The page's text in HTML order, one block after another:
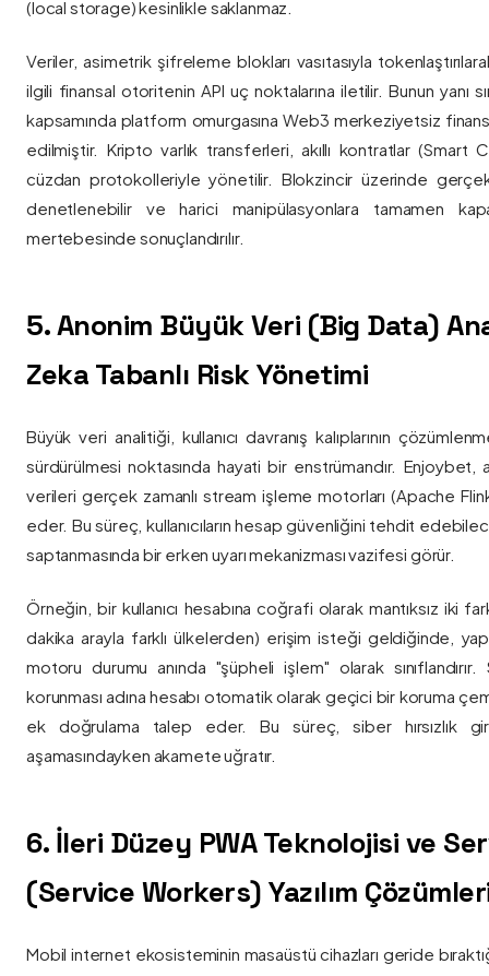
(local storage) kesinlikle saklanmaz.
Veriler, asimetrik şifreleme blokları vasıtasıyla
ilgili finansal otoritenin API uç noktalarına iletilir. Bunun yanı
kapsamında platform omurgasına Web3 merkeziyetsiz
edilmiştir. Kripto varlık transferleri, akıllı kontratlar (Smart
cüzdan protokolleriyle yönetilir. Blokzincir üzerinde
denetlenebilir ve harici manipülasyonlara tamamen
mertebesinde sonuçlandırılır.
5. Anonim Büyük Veri (Big Data)
Zeka Tabanlı Risk Yönetimi
Büyük veri analitiği, kullanıcı davranış kalıplarının
sürdürülmesi noktasında hayati bir enstrümandır. Enjoybet,
verileri gerçek zamanlı stream işleme motorları (Apache Flink
eder. Bu süreç, kullanıcıların hesap güvenliğini tehdit
saptanmasında bir erken uyarı mekanizması vazifesi görür.
Örneğin, bir kullanıcı hesabına coğrafi olarak mantıksız iki
dakika arayla farklı ülkelerden) erişim isteği geldiğinde,
motoru durumu anında "şüpheli işlem" olarak sınıflandırır.
korunması adına hesabı otomatik olarak geçici bir koruma
ek doğrulama talep eder. Bu süreç, siber hırsızlık
aşamasındayken akamete uğratır.
6. İleri Düzey PWA Teknolojisi ve
(Service Workers) Yazılım
Mobil internet ekosisteminin masaüstü cihazları geride